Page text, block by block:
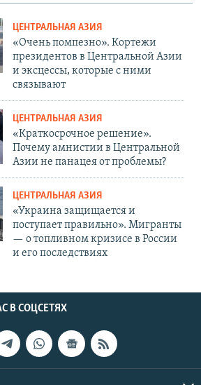
ЦЕНТРАЛЬНАЯ АЗИЯ
«Очень помпезно». Кортежи
президентов в Центральной Азии
и эксцессы, которые с ними
связывают
ЦЕНТРАЛЬНАЯ АЗИЯ
«Краткосрочное решение».
Почему амнистии в Центральной
Азии не панацея от проблемы?
ЦЕНТРАЛЬНАЯ АЗИЯ
«Украина защищается и
поступает правильно». Мигранты
— о топливном кризисе в России
и его последствиях
В СОЦСЕТЯХ